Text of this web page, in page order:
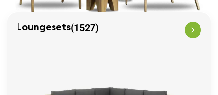
Loungesets(1527)